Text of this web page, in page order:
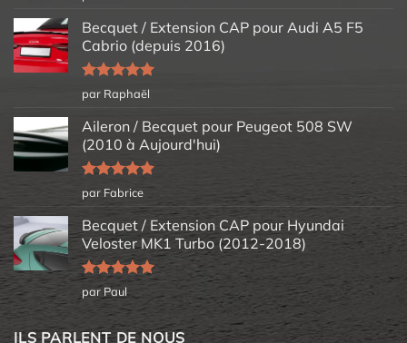
5
Becquet / Extension CAP pour Audi A5 F5
Cabrio (depuis 2016)
Note5sur
5
par Raphaël
Aileron / Becquet pour Peugeot 508 SW
(2010 à Aujourd'hui)
Note5sur
5
par Fabrice
Becquet / Extension CAP pour Hyundai
Veloster MK1 Turbo (2012-2018)
Note5sur
5
par Paul
ILS PARLENT DE NOUS